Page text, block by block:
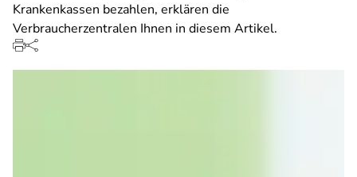
Krankenkassen bezahlen, erklären die
Verbraucherzentralen Ihnen in diesem Artikel.